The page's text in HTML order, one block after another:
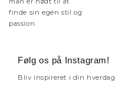
finde sin egen stil og
passion.
Følg os på Instagram!
Bliv inspireret i din